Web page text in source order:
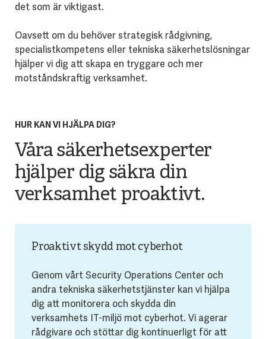
det som är viktigast.
Oavsett om du behöver strategisk rådgivning,
specialistkompetens eller tekniska säkerhetslösningar
hjälper vi dig att skapa en tryggare och mer
motståndskraftig verksamhet.
HUR KAN VI HJÄLPA DIG?
Våra säkerhetsexperter
hjälper dig säkra din
verksamhet proaktivt.
Proaktivt skydd mot cyberhot
Genom vårt Security Operations Center och
andra tekniska säkerhetstjänster kan vi hjälpa
dig att monitorera och skydda din
verksamhets IT-miljö mot cyberhot. Vi agerar
rådgivare och stöttar dig kontinuerligt för att